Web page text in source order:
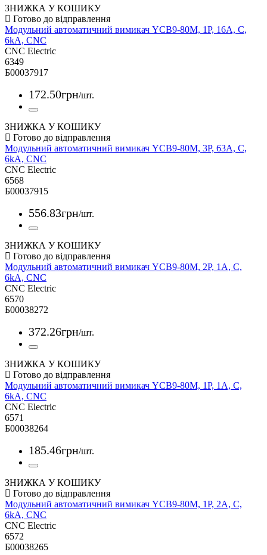
ЗНИЖКА У КОШИКУ
Модульний автоматичний вимикач YCB9-80M, 1Р, 16А, С,
6kА, CNC
CNC Electric
6349
Б00037917
172.50грн/шт.
ЗНИЖКА У КОШИКУ
Модульний автоматичний вимикач YCB9-80M, 3Р, 63А, С,
6kА, CNC
CNC Electric
6568
Б00037915
556.83грн/шт.
ЗНИЖКА У КОШИКУ
Модульний автоматичний вимикач YCB9-80M, 2Р, 1А, С,
6kА, CNC
CNC Electric
6570
Б00038272
372.26грн/шт.
ЗНИЖКА У КОШИКУ
Модульний автоматичний вимикач YCB9-80M, 1Р, 1А, С,
6kА, CNC
CNC Electric
6571
Б00038264
185.46грн/шт.
ЗНИЖКА У КОШИКУ
Модульний автоматичний вимикач YCB9-80M, 1Р, 2А, С,
6kА, CNC
CNC Electric
6572
Б00038265